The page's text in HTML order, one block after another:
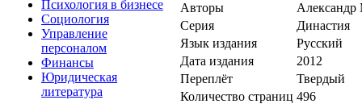
Психология в бизнесе
Социология
Управление
персоналом
Финансы
Юридическая
литература
Авторы
Александр
Серия
Династия
Язык издания
Русский
Дата издания
2012
Переплёт
Твердый
Количество страниц 496